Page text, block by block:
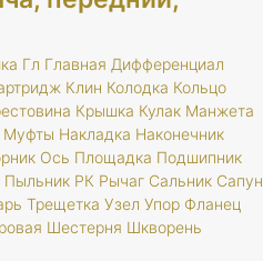
Гл Главная Дифференциал
Клин Колодка Кольцо
Крышка Кулак Манжета
Муфты Накладка Наконечник
Ось Площадка Подшипник
Пыльник РК Рычаг Сальник Сапун
Трещетка Узел Упор Фланец
Шестерня Шкворень